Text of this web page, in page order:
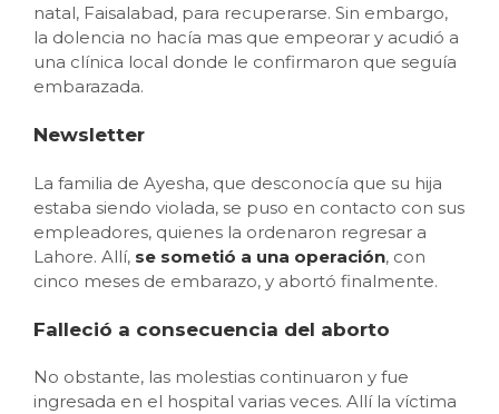
natal, Faisalabad, para recuperarse. Sin embargo,
la dolencia no hacía mas que empeorar y acudió a
una clínica local donde le confirmaron que seguía
embarazada.
Newsletter
La familia de Ayesha, que desconocía que su hija
estaba siendo violada, se puso en contacto con sus
empleadores, quienes la ordenaron regresar a
Lahore. Allí, se sometió a una operación, con
cinco meses de embarazo, y abortó finalmente.
Falleció a consecuencia del aborto
No obstante, las molestias continuaron y fue
ingresada en el hospital varias veces. Allí la víctima